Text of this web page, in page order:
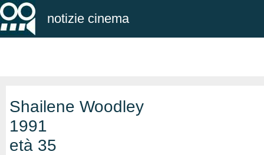
notizie cinema
Shailene Woodley
1991
età 35